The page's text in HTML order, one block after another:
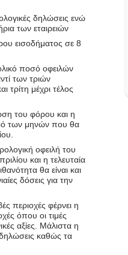
δηλώσεις ενώ
των εταιρειών
εισοδήματος σε 8
ποσό οφειλών
των τριών
τρίτη μέχρι τέλος
του φόρου και η
των μηνών που θα
οφειλή του
και η τελευταία
θα είναι και
δόσεις για την
περιοχές φέρνει η
όπου οι τιμές
αξίες. Μάλιστα η
καθώς τα